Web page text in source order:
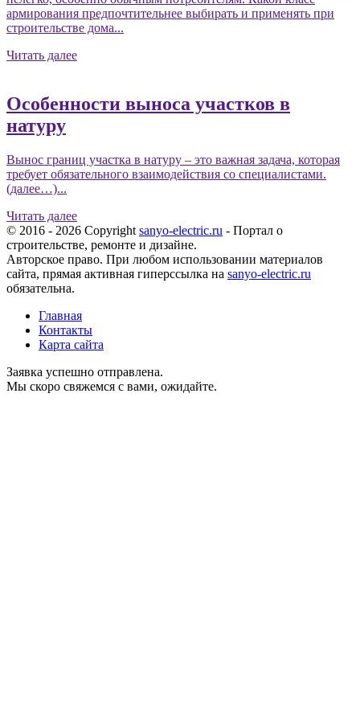
армирования предпочтительнее выбирать и применять при
строительстве дома...
Читать далее
Особенности выноса участков в
натуру
Вынос границ участка в натуру – это важная задача, которая
требует обязательного взаимодействия со специалистами.
(далее…)...
Читать далее
© 2016 - 2026 Copyright sanyo-electric.ru - Портал о
строительстве, ремонте и дизайне.
Авторское право. При любом использовании материалов
сайта, прямая активная гиперссылка на sanyo-electric.ru
обязательна.
Главная
Контакты
Карта сайта
Заявка успешно отправлена.
Мы скоро свяжемся с вами, ожидайте.